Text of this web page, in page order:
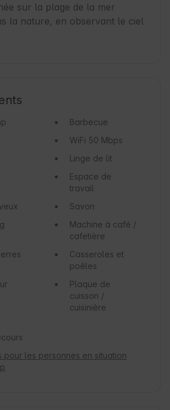
sur la plage de la mer
la nature, en observant le ciel
Barbecue
WiFi 50 Mbps
Linge de lit
Espace de
travail
Savon
Machine à café /
cafetière
Casseroles et
poêles
Plaque de
cuisson /
cuisinière
pour les personnes en situation